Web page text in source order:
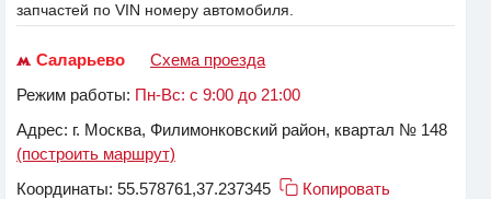
запчастей по VIN номеру автомобиля.
Саларьево
Схема проезда
Режим работы: Пн-Вс: с 9:00 до 21:00
Адрес: г. Москва, Филимонковский район, квартал № 148
(построить маршрут)
Координаты: 55.578761,37.237345
Копировать